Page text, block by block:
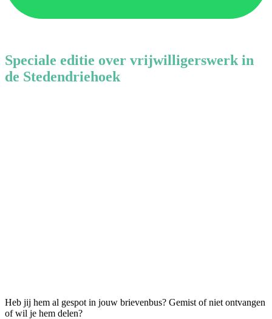
Speciale editie over vrijwilligerswerk in
de Stedendriehoek
Heb jij hem al gespot in jouw brievenbus? Gemist of niet ontvangen
of wil je hem delen?